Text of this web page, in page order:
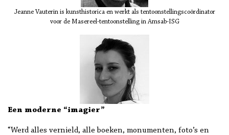
Jeanne Vauterin is kunsthistorica en werkt als tentoonstellingscoördinator
voor de Masereel-tentoonstelling in Amsab-ISG
Een moderne “imagier”
“Werd alles vernield, alle boeken, monumenten, foto’s en